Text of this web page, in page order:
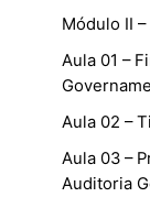
Módulo II
Aula 01 –
Aula 02 –
Aula 03 –
Auditoria